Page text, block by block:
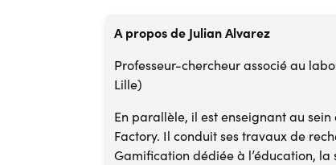
A propos de Julian Alvarez
Professeur-chercheur associé au
Lille)
En parallèle, il est enseignant au
Factory. Il conduit ses travaux de
Gamification dédiée à l’éducation,